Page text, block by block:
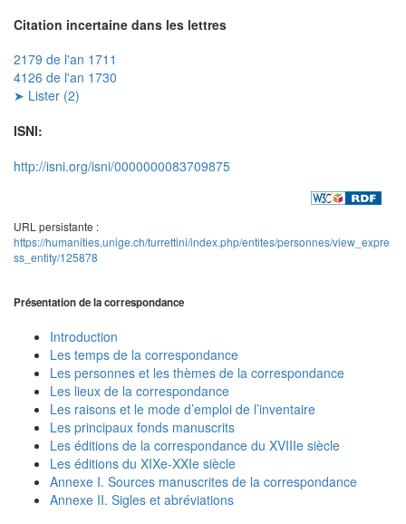
Citation incertaine dans les lettres
2179 de l'an 1711
4126 de l'an 1730
➤ Lister (2)
ISNI:
http://isni.org/isni/0000000083709875
URL persistante :
https://humanities.unige.ch/turrettini/index.php/entites/personnes/view_expre
ss_entity/125878
Présentation de la correspondance
Introduction
Les temps de la correspondance
Les personnes et les thèmes de la correspondance
Les lieux de la correspondance
Les raisons et le mode d’emploi de l’inventaire
Les principaux fonds manuscrits
Les éditions de la correspondance du XVIIIe siècle
Les éditions du XIXe-XXIe siècle
Annexe I. Sources manuscrites de la correspondance
Annexe II. Sigles et abréviations